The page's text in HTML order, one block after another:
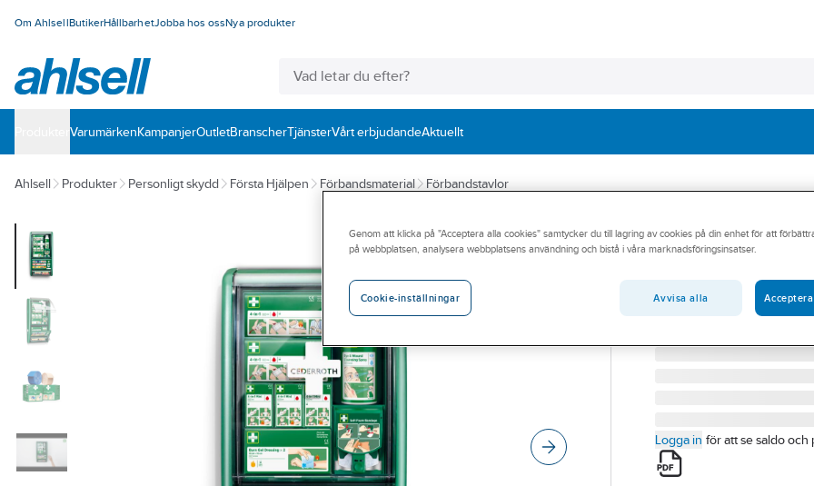
Om AhlsellButikerHållbarhetJobba hos ossNya produkter
VarumärkenKampanjerOutletBranscherTjänsterVårt erbjudandeAktuellt
Ahlsell Produkter Personligt skydd Första Hjälpen Förbandsmaterial Förbandstavlor
CEDERROTH
Första Hjälpen
FÖRSTA HJÄLPEN
Artikelnummer:
770725
51011027
Logga in för att se saldo och
Genom att klicka på "Acceptera alla cookies" samtycker du till lagring av cookies på din enhet för att
på webbplatsen, analysera webbplatsens användning och bistå i våra marknadsföringsinsatser.
Cookie-inställningar Avvisa alla